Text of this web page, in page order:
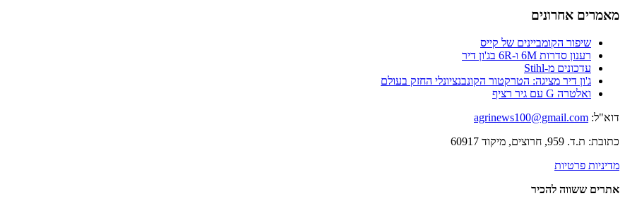
מאמרים אחרונים
שיפור הקומביינים של קייס
רענון סדרות 6M ו-6R בג'ון דיר
עדכונים מ-Stihl
ג'ון דיר מציגה: הטרקטור הקונבנציונלי החזק בעולם
ואלטרה G עם גיר רציף
דוא"ל: agrinews100@gmail.com
כתובת: ת.ד. 959, חרוצים, מיקוד 60917
מדיניות פרטיות
אתרים ששווה להכיר